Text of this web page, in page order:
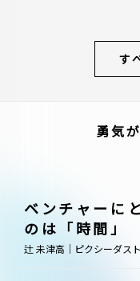
す
勇気
ベンチャーに
のは「時間」
辻 未津高｜ピクシーダス